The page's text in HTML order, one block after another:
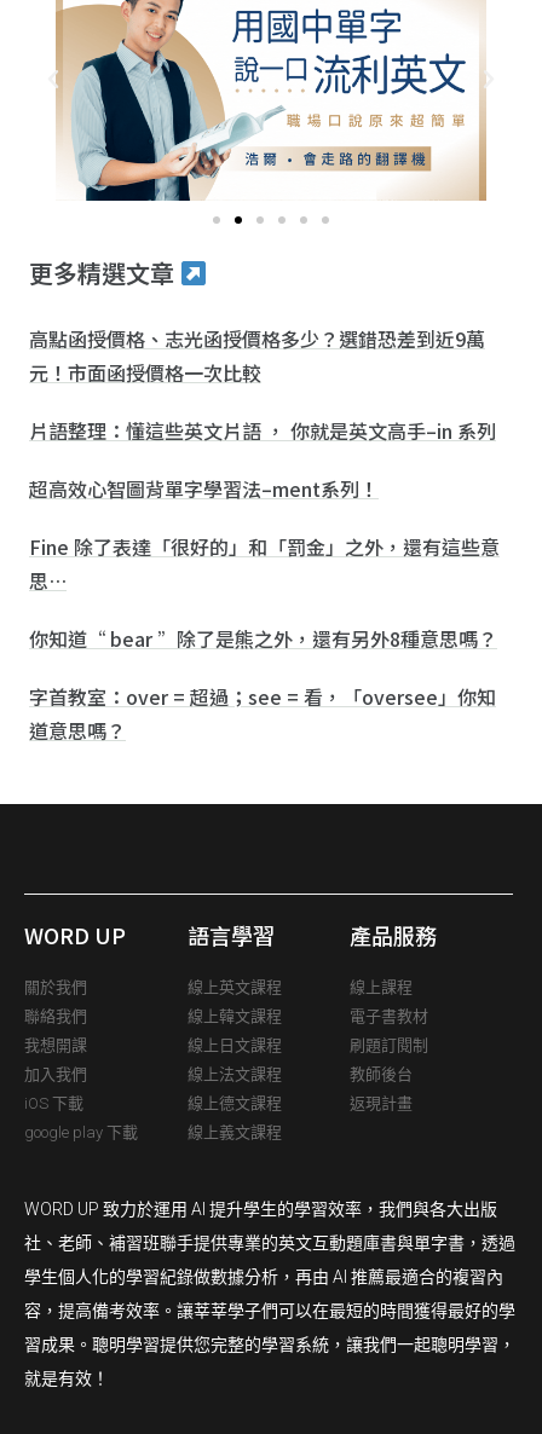
更多精選文章
高點函授價格、志光函授價格多少？選錯恐差到近9萬
元！市面函授價格一次比較
片語整理：懂這些英文片語 ， 你就是英文高手–in 系列
超高效心智圖背單字學習法–ment系列！
Fine 除了表達「很好的」和「罰金」之外，還有這些意
思…
你知道“ bear ”除了是熊之外，還有另外8種意思嗎？
字首教室：over = 超過；see = 看，「oversee」你知
道意思嗎？
WORD UP
關於我們
聯絡我們
我想開課
加入我們
iOS 下載
google play 下載
語言學習
線上英文課程
線上韓文課程
線上日文課程
線上法文課程
線上德文課程
線上義文課程
產品服務
線上課程
電子書教材
刷題訂閱制
教師後台
返現計畫
WORD UP 致力於運用 AI 提升學生的學習效率，我們與各大出版
社、老師、補習班聯手提供專業的英文互動題庫書與單字書，透過
學生個人化的學習紀錄做數據分析，再由 AI 推薦最適合的複習內
容，提高備考效率。讓莘莘學子們可以在最短的時間獲得最好的學
習成果。聰明學習提供您完整的學習系統，讓我們一起聰明學習，
就是有效！